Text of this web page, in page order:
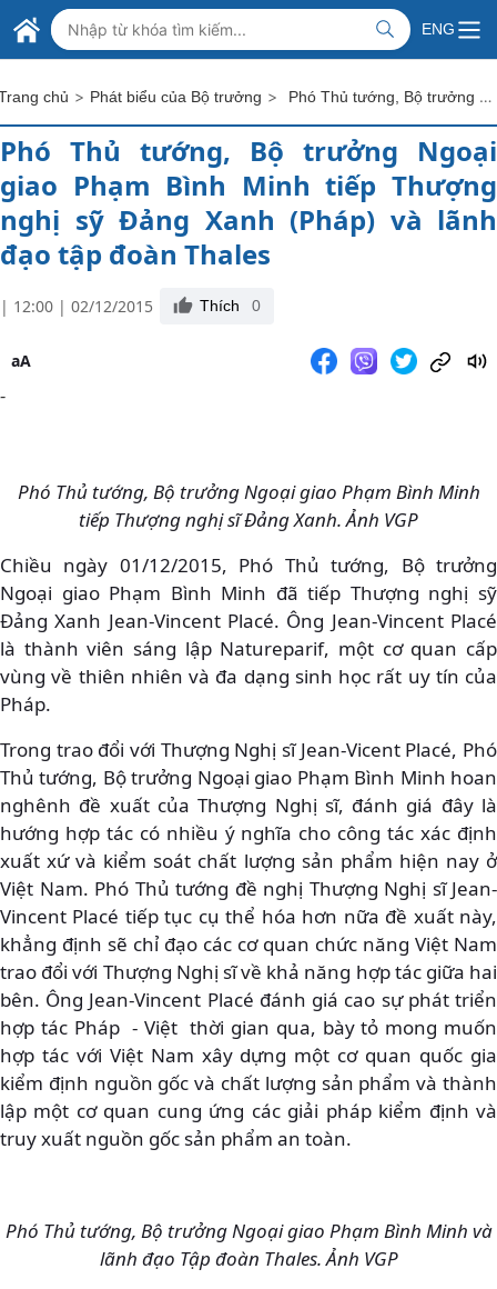
Skip to Main Content
BỘ NGOẠI GIAO VIỆT NAM
MINISTRY OF FOREIGN AFFAIRS
ENG
chủ > Phát biểu của Bộ trưởng > Phó Thủ tướng, Bộ trưởng Ngoại giao Phạm Bình Minh tiếp Thượng nghị sỹ Đảng Xanh (Pháp) và lãnh đạo tập đoàn Thales
Phó Thủ tướng, Bộ trưởng Ngoại
giao Phạm Bình Minh tiếp Thượng
nghị sỹ Đảng Xanh (Pháp) và lãnh
đạo tập đoàn Thales
| 12:00 | 02/12/2015 Thích 0
aA
-
Phó Thủ tướng, Bộ trưởng Ngoại giao Phạm Bình Minh
tiếp Thượng nghị sĩ Đảng Xanh. Ảnh VGP
Chiều ngày 01/12/2015, Phó Thủ tướng, Bộ trưởng
Ngoại giao Phạm Bình Minh đã tiếp Thượng nghị sỹ
Đảng Xanh Jean-Vincent Placé. Ông Jean-Vincent Placé
là thành viên sáng lập Natureparif, một cơ quan cấp
vùng về thiên nhiên và đa dạng sinh học rất uy tín của
Pháp.
Trong trao đổi với Thượng Nghị sĩ Jean-Vicent Placé, Phó
Thủ tướng, Bộ trưởng Ngoại giao Phạm Bình Minh hoan
nghênh đề xuất của Thượng Nghị sĩ, đánh giá đây là
hướng hợp tác có nhiều ý nghĩa cho công tác xác định
xuất xứ và kiểm soát chất lượng sản phẩm hiện nay ở
Việt Nam. Phó Thủ tướng đề nghị Thượng Nghị sĩ Jean-
Vincent Placé tiếp tục cụ thể hóa hơn nữa đề xuất này,
khẳng định sẽ chỉ đạo các cơ quan chức năng Việt Nam
trao đổi với Thượng Nghị sĩ về khả năng hợp tác giữa hai
bên. Ông Jean-Vincent Placé đánh giá cao sự phát triển
hợp tác Pháp - Việt thời gian qua, bày tỏ mong muốn
hợp tác với Việt Nam xây dựng một cơ quan quốc gia
kiểm định nguồn gốc và chất lượng sản phẩm và thành
lập một cơ quan cung ứng các giải pháp kiểm định và
truy xuất nguồn gốc sản phẩm an toàn.
Phó Thủ tướng, Bộ trưởng Ngoại giao Phạm Bình Minh và
lãnh đạo Tập đoàn Thales. Ảnh VGP